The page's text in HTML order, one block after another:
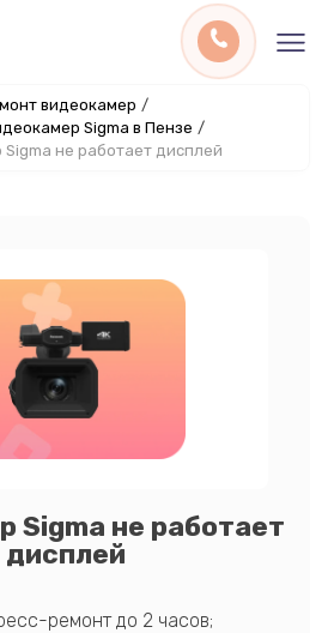
видеокамер /
Sigma в Пензе /
Sigma не работает дисплей
Sigma не работает
дисплей
ремонт до 2 часов;